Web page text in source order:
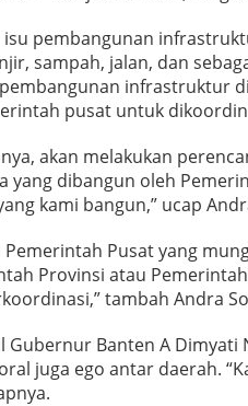
pembangunan
sampah, jalan, dan
infrastruktur
pusat untuk
akan melakukan
yang dibangun oleh
kami bangun,” ucap
Pemerintah Pusat yang
Provinsi atau
tambah Andra
Gubernur Banten A
juga ego antar daerah.